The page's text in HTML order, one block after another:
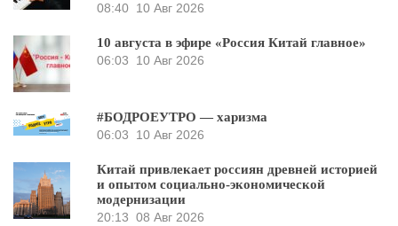
08:40 10 Авг 2026
10 августа в эфире «Россия Китай главное»
06:03
10 Авг 2026
#БОДРОЕУТРО — харизма
06:03
10 Авг 2026
Китай привлекает россиян древней историей
и опытом социально-экономической
модернизации
20:13 08 Авг 2026